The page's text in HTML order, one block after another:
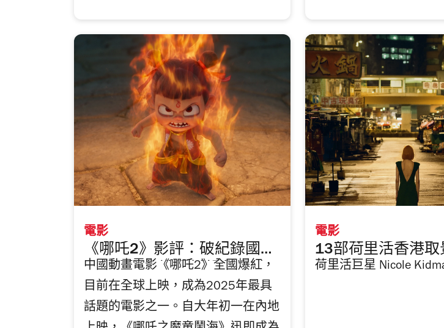
電影
《哪吒2》影評：破紀錄國產
動畫電影打造震撼視覺突破
之作 勢要顛覆刻板印象 惟角
色刻劃略薄弱
中國動畫電影《哪吒2》全國爆紅，
目前在全球上映，成為2025年最具
話題的電影之一。自大年初一在內地
電影
13部荷里活香港取
影
荷里活巨星 Nicole